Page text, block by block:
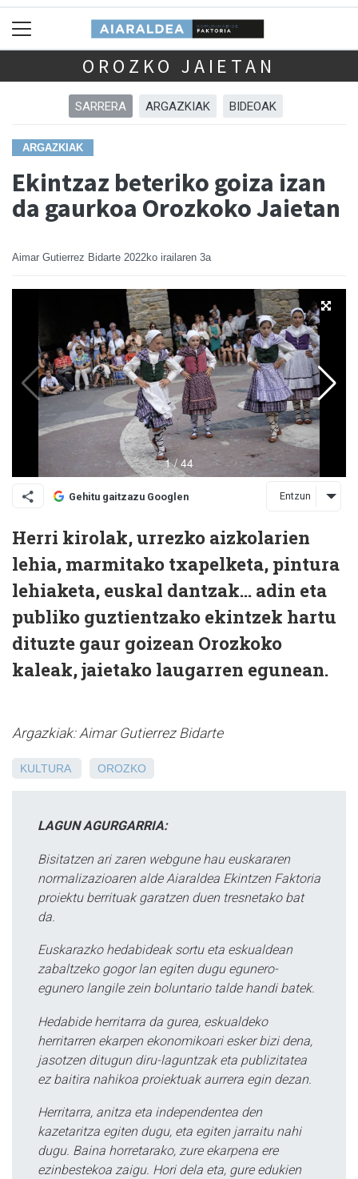
OROZKO JAIETAN
SARRERA ARGAZKIAK BIDEOAK
ARGAZKIAK
Ekintzaz beteriko goiza izan
da gaurkoa Orozkoko Jaietan
Aimar Gutierrez Bidarte 2022ko irailaren 3a
Gehitu gaitzazu Googlen Entzun
Herri kirolak, urrezko aizkolarien
lehia, marmitako txapelketa, pintura
lehiaketa, euskal dantzak... adin eta
publiko guztientzako ekintzek hartu
dituzte gaur goizean Orozkoko
kaleak, jaietako laugarren egunean.
Argazkiak: Aimar Gutierrez Bidarte
KULTURA OROZKO
LAGUN AGURGARRIA:
Bisitatzen ari zaren webgune hau euskararen
normalizazioaren alde Aiaraldea Ekintzen Faktoria
proiektu berrituak garatzen duen tresnetako bat
da.
Euskarazko hedabideak sortu eta eskualdean
zabaltzeko gogor lan egiten dugu egunero-
egunero langile zein boluntario talde handi batek.
Hedabide herritarra da gurea, eskualdeko
herritarren ekarpen ekonomikoari esker bizi dena,
jasotzen ditugun diru-laguntzak eta publizitatea
ez baitira nahikoa proiektuak aurrera egin dezan.
Herritarra, anitza eta independentea den
kazetaritza egiten dugu, eta egiten jarraitu nahi
dugu. Baina horretarako, zure ekarpena ere
ezinbestekoa zaigu. Hori dela eta, gure edukien